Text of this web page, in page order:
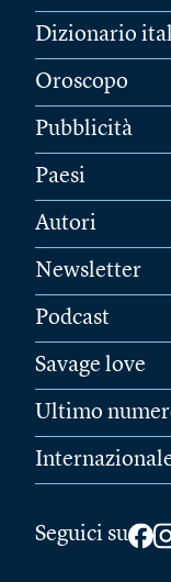
Dizionario
Oroscopo
Pubblicità
Paesi
Autori
Newsletter
Podcast
Savage love
Ultimo
Seguici su